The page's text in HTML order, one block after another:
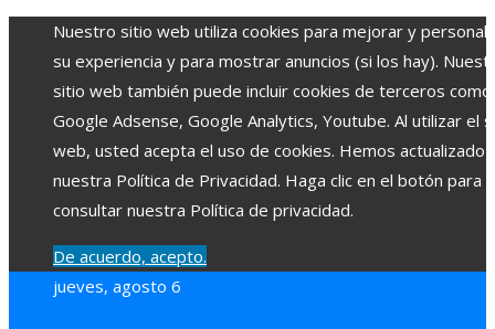
Nuestro sitio web utiliza cookies para mejorar y
su experiencia y para mostrar anuncios (si los hay).
sitio web también puede incluir cookies de terceros como
Google Adsense, Google Analytics, Youtube. Al utilizar el
web, usted acepta el uso de cookies. Hemos actualizado
nuestra Política de Privacidad. Haga clic en el botón para
consultar nuestra Política de privacidad.
De acuerdo, acepto.
jueves, agosto 6